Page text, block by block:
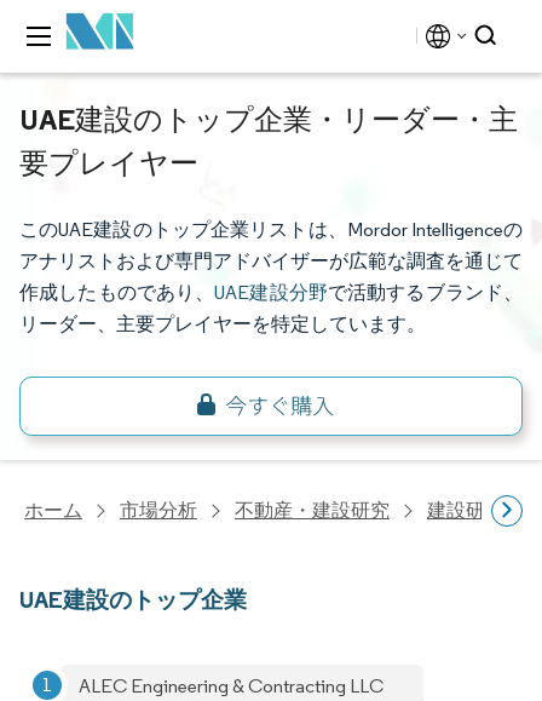
UAE建設のトップ企業・リーダー・主
要プレイヤー
このUAE建設のトップ企業リストは、Mordor Intelligenceの
アナリストおよび専門アドバイザーが広範な調査を通じて
作成したものであり、UAE建設分野で活動するブランド、
リーダー、主要プレイヤーを特定しています。
ホーム 市場分析 不動産・建設研究 建設研究
UAE建設のトップ企業
ALEC Engineering & Contracting LLC